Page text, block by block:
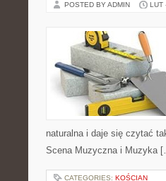
POSTED BY ADMIN LUT
naturalna i daje się czytać
Scena Muzyczna i Muzyka
CATEGORIES: KOŚCIAN